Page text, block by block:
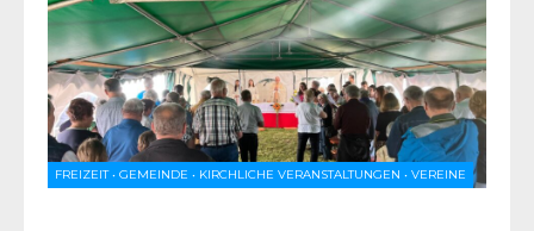
FREIZEIT• GEMEINDE • KIRCHLICHE VERANSTALTUNGEN • VEREINE